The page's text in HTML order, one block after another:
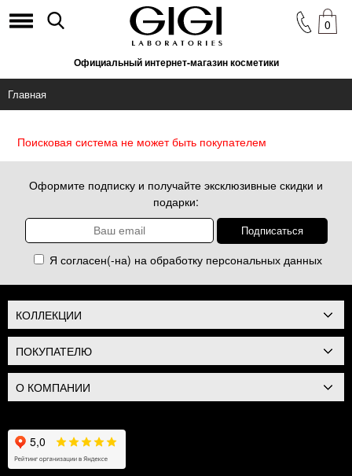
Официальный интернет-магазин косметики
0
Главная
Поисковая система не может быть покупателем
Оформите подписку и получайте эксклюзивные скидки и
подарки:
Я согласен(-на) на обработку персональных данных
КОЛЛЕКЦИИ
ПОКУПАТЕЛЮ
О КОМПАНИИ